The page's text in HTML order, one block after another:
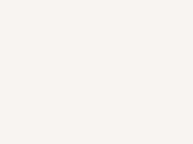
兩位少女，今夏最推
力，已中毒Σ>―(〃
竟是屬於他的停屍櫃
他的一生將不由自主